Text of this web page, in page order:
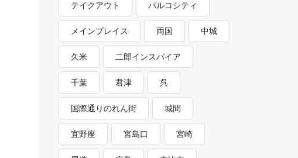
テイクアウト パルコシティ
メインプレイス 両国 中城
久米 二郎インスパイア
千葉 君津 呉
国際通りのれん街 城間
宜野座 宮島口 宮崎